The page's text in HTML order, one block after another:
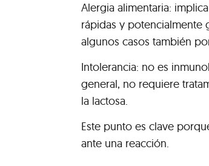
Alergia alimentaria:
rápidas y potencialmente
algunos casos también
Intolerancia: no es
general, no requiere
la lactosa.
Este punto es clave
ante una reacción.